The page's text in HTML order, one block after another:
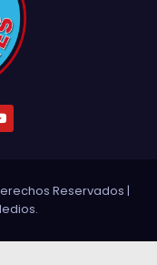
Reservados |
.